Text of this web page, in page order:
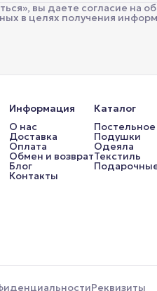
вы даете согласие на
в целях получения
Информация
О нас
Доставка
Оплата
Обмен и возврат
Блог
Контакты
Каталог
Подушки
Одеяла
Текстиль
Реквизиты